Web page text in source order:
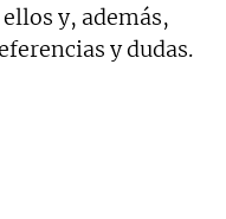
y, además,
y dudas.